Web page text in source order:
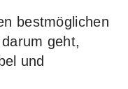
bestmöglichen
geht,
und